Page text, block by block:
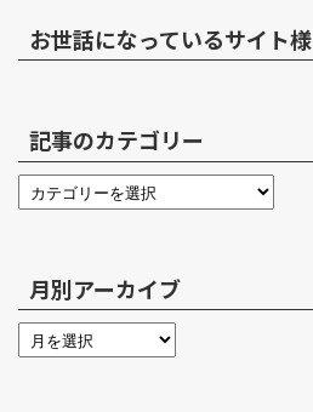
お世話になっているサイト様
記事のカテゴリー
月別アーカイブ